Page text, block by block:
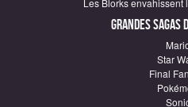
Les Blorks envahissent
Grandes sagas
Star
Final